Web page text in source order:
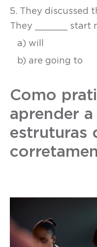
5. They discussed
They ______ start
a) will
b) are going to
Como
aprender a
estruturas